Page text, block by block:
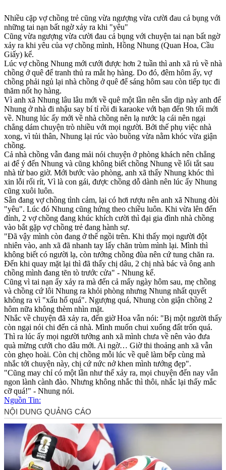
Nhiều cặp vợ chồng trẻ cũng vừa ngượng vừa cười đau cả bụng với
những tai nạn bất ngờ xảy ra khi "yêu"
Cũng vừa ngượng vừa cười đau cả bụng với chuyện tai nạn bất ngờ
xảy ra khi yêu của vợ chồng mình, Hồng Nhung (Quan Hoa, Cầu
Giấy) kể.
Lúc vợ chồng Nhung mới cưới được hơn 2 tuần thì anh xã rủ về nhà
chồng ở quê để tranh thủ ra mắt họ hàng. Do đó, đêm hôm ấy, vợ
chồng phải ngủ lại nhà chồng ở quê để sáng hôm sau còn tiếp tục đi
thăm nốt họ hàng.
Vì anh xã Nhung lâu lâu mới về quê một lần nên sẵn dịp này anh để
Nhung ở nhà đi nhậu say bí tỉ rồi đi karaoke với bạn đến 9h tối mới
về. Nhung lúc ấy mới về nhà chồng nên lạ nước lạ cái nên ngại
chẳng dám chuyện trò nhiều với mọi người. Bởi thế phụ việc nhà
xong, vì tủi thân, Nhung lại rúc vào buồng vừa nằm khóc vừa giận
chồng.
Cả nhà chồng vẫn đang mải nói chuyện ở phòng khách nên chẳng
ai để ý đến Nhung và cũng không biết chồng Nhung về lối tắt sau
nhà từ bao giờ. Mới bước vào phòng, anh xã thấy Nhung khóc thì
xin lỗi rối rít, Vì là con gái, được chồng dỗ dành nên lúc ấy Nhung
cũng xuôi luôn.
Sẵn đang vợ chồng tình cảm, lại có hơi rượu nên anh xã Nhung đòi
"yêu". Lúc đó Nhung cũng hứng theo chiều luôn. Khi vừa lên đến
đỉnh, 2 vợ chồng đang khúc khích cười thì đại gia đình nhà chồng
vào bắt gặp vợ chồng trẻ đang hành sự.
"Đã vậy mình còn đang ở thế ngồi trên. Khi thấy mọi người đột
nhiên vào, anh xã đã nhanh tay lấy chăn trùm mình lại. Mình thì
không biết có người lạ, còn tưởng chồng đùa nên cứ tung chăn ra.
Đến khi quay mặt lại thì đã thấy chị dâu, 2 chị nhà bác và ông anh
chồng mình đang tẽn tò trước cửa" - Nhung kể.
Cũng vì tai nạn ấy xảy ra mà đến cả mấy ngày hôm sau, mẹ chồng
và chồng cứ lôi Nhung ra khỏi phòng nhưng Nhung nhất quyết
không ra vì "xấu hổ quá". Ngượng quá, Nhung còn giận chồng 2
hôm nữa không thèm nhìn mặt.
Nhắc về chuyện đã xảy ra, đến giờ Hoa vẫn nói: "Bị một người thấy
còn ngại nói chi đến cả nhà. Mình muốn chui xuống đất trốn quá.
Thì ra lúc ấy mọi người tưởng anh xã mình chưa về nên vào đưa
quà mừng cưới cho dâu mới. Ai ngờ… Giờ thi thoảng anh xã vẫn
còn ghẹo hoài. Còn chị chồng mỗi lúc về quê làm bếp cùng mà
nhắc tới chuyện này, chị cứ nức nở khen mình tướng đẹp".
"Cũng may chỉ có một lần như thế xảy ra, mọi chuyện đến nay vẫn
ngon lành cành đào. Nhưng không nhắc thì thôi, nhắc lại thấy mắc
cỡ quá!" - Nhung nói.
Nguồn Tin: